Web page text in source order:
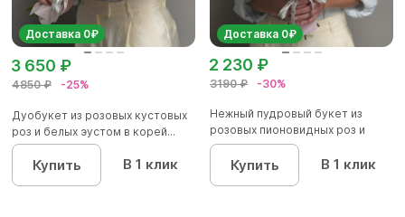
Доставка 0₽
4850 ₽ -25%
3 650 ₽
Дуобукет из розовых кустовых
роз и белых эустом в корей...
Купить В 1 клик
Доставка 0₽
3190 ₽ -30%
2 230 ₽
Нежный пудровый букет из
розовых пионовидных роз и
диан...
Купить В 1 клик